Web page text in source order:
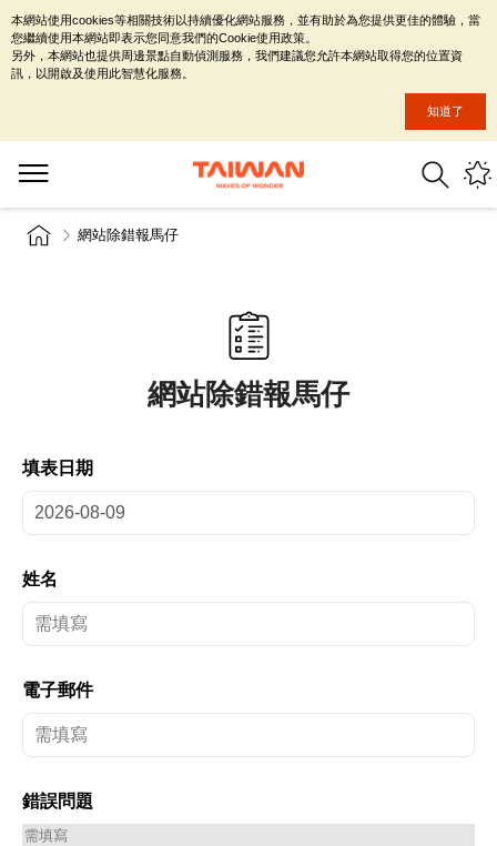
網站除錯報馬仔
網站除錯報馬仔
填表日期
姓名
電子郵件
錯誤問題
本網站使用cookies等相關技術以持續優化網站服務，並有助於為您提供更佳的體驗，當
您繼續使用本網站即表示您同意我們的Cookie使用政策。
另外，本網站也提供周邊景點自動偵測服務，我們建議您允許本網站取得您的位置資
訊，以開啟及使用此智慧化服務。
知道了